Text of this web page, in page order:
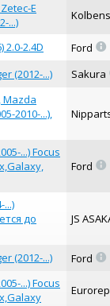
E
...)
2.4D Ford =
(2012-...) Sakura
Mazda
2010-...),
...) Focus
Ford =
до
JS
(2012-...) Ford =
...) Focus